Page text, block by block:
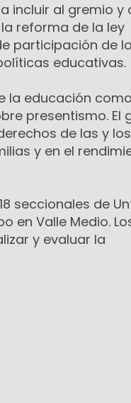
incluir al gremio y
reforma de la ley
participación de
educativas.
la educación como
presentismo. El
de las y los
y en el
seccionales de
en Valle Medio.
y evaluar la